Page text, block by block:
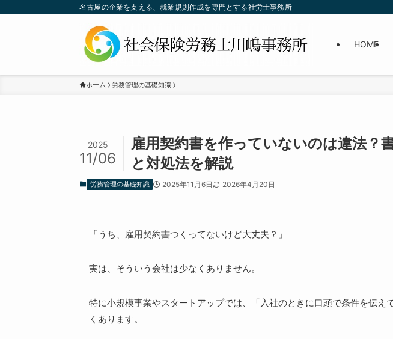
名古屋の企業を支える、就業規則作成を専門とする社労士事務所
HOME
ホーム 労務管理の基礎知識
雇用契約書を作っていないのは違法？
と対処法を解説
2025
11/06
労務管理の基礎知識 2025年11月6日 2026年4月20日
「うち、雇用契約書つくってないけど大丈夫？」
実は、そういう会社は少なくありません。
特に小規模事業やスタートアップでは、「入社のときに口頭で条件を伝え
くあります。